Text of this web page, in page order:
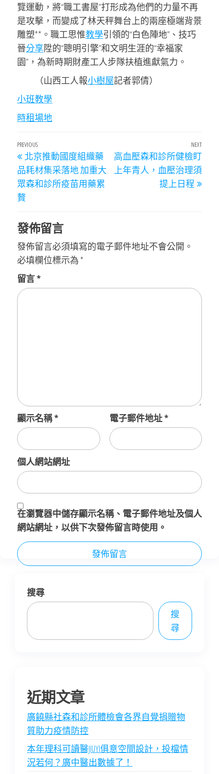
覽運動，將“職工書屋”打形成為他們的力量不再
是攻擊，而變成了林天秤舞台上的兩座極端背景
雕塑**。職工思惟教學引領的“白色陣地”、技巧
晉分享陞的“聰明引擎”和文明生涯的“幸福家
園”，為新時期財產工人步隊扶植進獻氣力。
（山西工人報小樹屋記者郭倩）
小班教學
時租場地
文
章
導
覽
Previous
Post
PREVIOUS
北京推動國度組織藥
品耗材集采落地 加重大
眾森和診所疫苗用藥累
贅
Next
NEXT
高血壓森和診所健檢盯
上年青人，血壓治理須
提上日程
發佈留言
發佈留言必須填寫的電子郵件地址不會公開。
必填欄位標示為 *
留言*
顯示名稱* 電子郵件地址*
個人網站網址
在瀏覽器中儲存顯示名稱、電子郵件地址及個人
網站網址，以供下次發佈留言時使用。
搜尋
搜
尋
近期文章
廣饒縣社森和診所體檢會各界自覺捐贈物
質助力疫情防控
本年理科可讀醫JIUYI俱意空間設計，投檔情
況若何？廣中醫出數據了！